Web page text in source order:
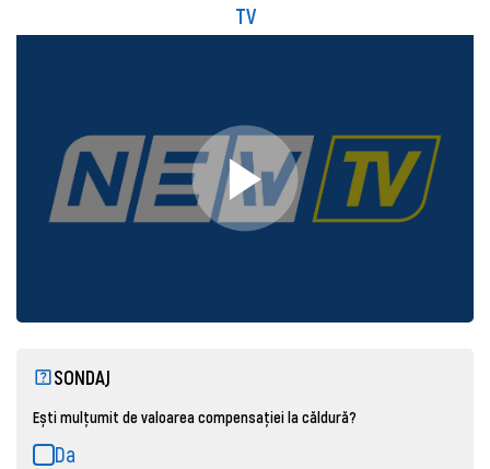
TV
SONDAJ
Ești mulțumit de valoarea compensației la căldură?
Da